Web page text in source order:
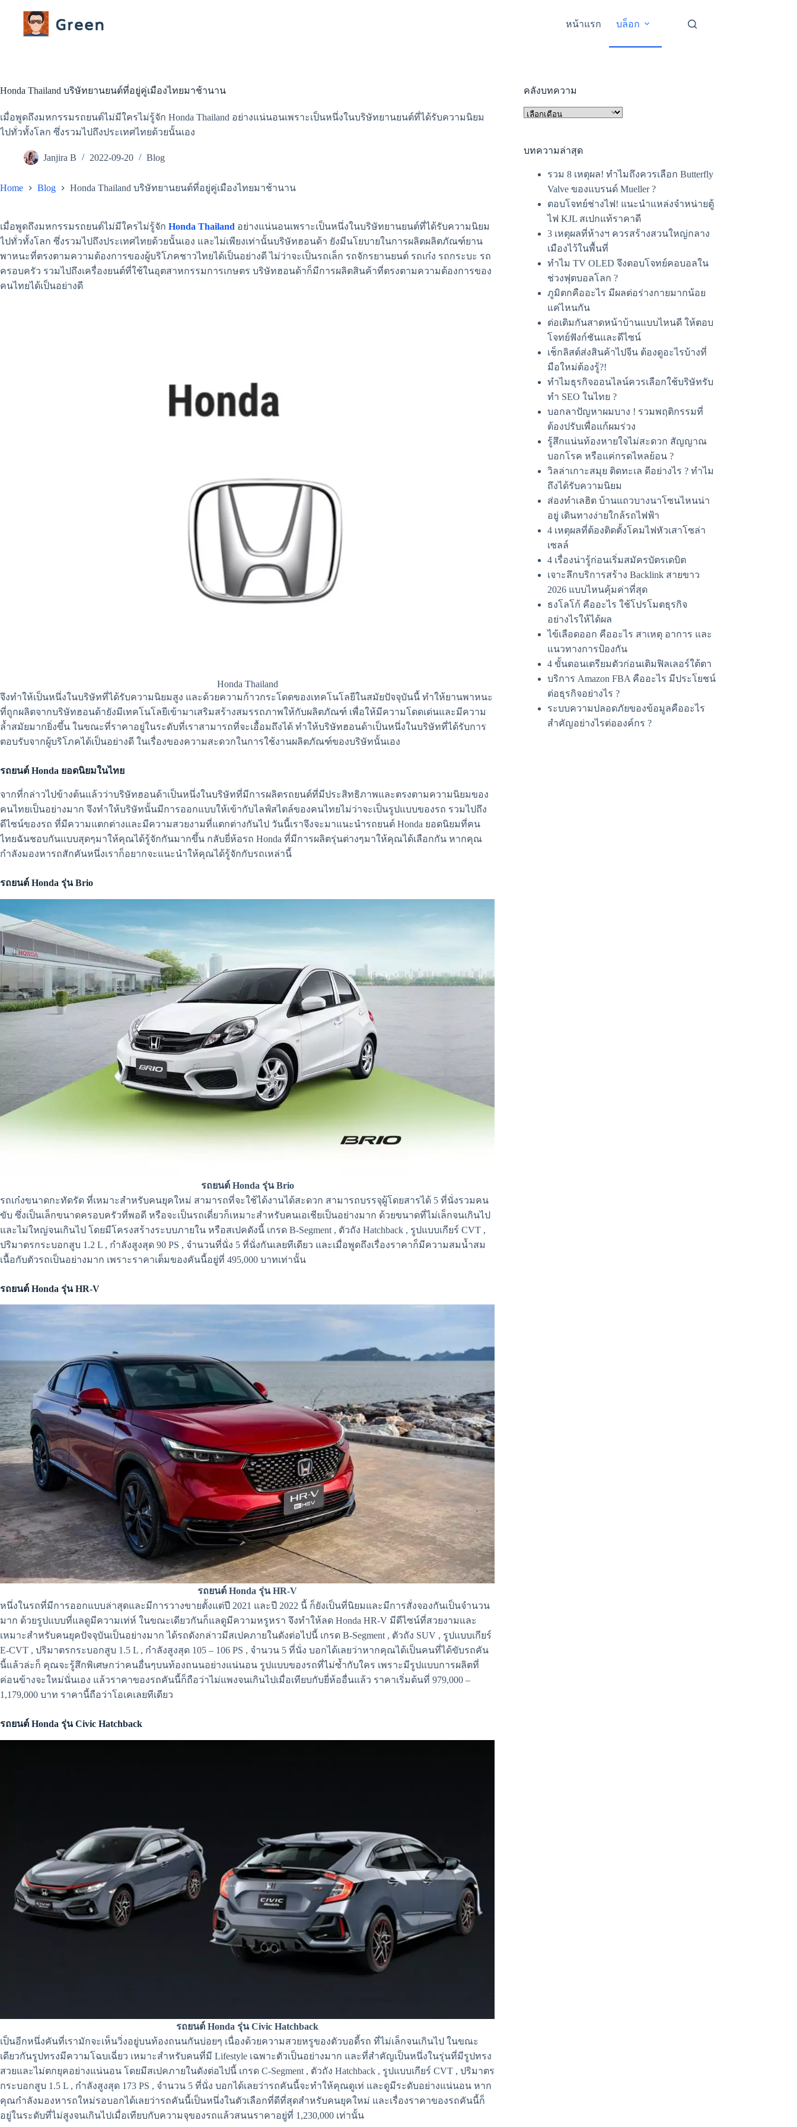
content
หน้าแรก บล็อก
Honda Thailand บริษัทยานยนต์ที่อยู่คู่เมืองไทยมาช้านาน
เมื่อพูดถึงมหกรรมรถยนต์ไม่มีใครไม่รู้จัก Honda Thailand อย่างแน่นอนเพราะเป็นหนึ่งในบริษัทยานยนต์ที่ได้รับความนิยม
ไปทั่วทั้งโลก ซึ่งรวมไปถึงประเทศไทยด้วยนั้นเอง
Janjira B 2022-09-20 Blog
Home Blog Honda Thailand บริษัทยานยนต์ที่อยู่คู่เมืองไทยมาช้านาน
เมื่อพูดถึงมหกรรมรถยนต์ไม่มีใครไม่รู้จัก Honda Thailand อย่างแน่นอนเพราะเป็นหนึ่งในบริษัทยานยนต์ที่ได้รับความนิยม
ไปทั่วทั้งโลก ซึ่งรวมไปถึงประเทศไทยด้วยนั้นเอง และไม่เพียงเท่านั้นบริษัทฮอนด้า ยังมีนโยบายในการผลิตผลิตภัณฑ์ยาน
พาหนะที่ตรงตามความต้องการของผู้บริโภคชาวไทยได้เป็นอย่างดี ไม่ว่าจะเป็นรถเล็ก รถจักรยานยนต์ รถเก๋ง รถกระบะ รถ
ครอบครัว รวมไปถึงเครื่องยนต์ที่ใช้ในอุตสาหกรรมการเกษตร บริษัทฮอนด้าก็มีการผลิตสินค้าที่ตรงตามความต้องการของ
คนไทยได้เป็นอย่างดี
Honda Thailand
จึงทำให้เป็นหนึ่งในบริษัทที่ได้รับความนิยมสูง และด้วยความก้าวกระโดดของเทคโนโลยีในสมัยปัจจุบันนี้ ทำให้ยานพาหนะ
ที่ถูกผลิตจากบริษัทฮอนด้ายังมีเทคโนโลยีเข้ามาเสริมสร้างสมรรถภาพให้กับผลิตภัณฑ์ เพื่อให้มีความโดดเด่นและมีความ
ล้ำสมัยมากยิ่งขึ้น ในขณะที่ราคาอยู่ในระดับที่เราสามารถที่จะเอื้อมถึงได้ ทำให้บริษัทฮอนด้าเป็นหนึ่งในบริษัทที่ได้รับการ
ตอบรับจากผู้บริโภคได้เป็นอย่างดี ในเรื่องของความสะดวกในการใช้งานผลิตภัณฑ์ของบริษัทนั้นเอง
รถยนต์ Honda ยอดนิยมในไทย
จากที่กล่าวไปข้างต้นแล้วว่าบริษัทฮอนด้าเป็นหนึ่งในบริษัทที่มีการผลิตรถยนต์ที่มีประสิทธิภาพและตรงตามความนิยมของ
คนไทยเป็นอย่างมาก จึงทำให้บริษัทนั้นมีการออกแบบให้เข้ากับไลฟ์สไตล์ของคนไทยไม่ว่าจะเป็นรูปแบบของรถ รวมไปถึง
ดีไซน์ของรถ ที่มีความแตกต่างและมีความสวยงามที่แตกต่างกันไป วันนี้เราจึงจะมาแนะนำรถยนต์ Honda ยอดนิยมที่คน
ไทยฉันชอบกันแบบสุดๆมาให้คุณได้รู้จักกันมากขึ้น กลับยี่ห้อรถ Honda ที่มีการผลิตรุ่นต่างๆมาให้คุณได้เลือกกัน หากคุณ
กำลังมองหารถสักคันหนึ่งเราก็อยากจะแนะนำให้คุณได้รู้จักกับรถเหล่านี้
รถยนต์ Honda รุ่น Brio
รถยนต์ Honda รุ่น Brio
รถเก๋งขนาดกะทัดรัด ที่เหมาะสำหรับคนยุคใหม่ สามารถที่จะใช้ได้งานได้สะดวก สามารถบรรจุผู้โดยสารได้ 5 ที่นั่งรวมคน
ขับ ซึ่งเป็นเล็กขนาดครอบครัวที่พอดี หรือจะเป็นรถเดี่ยวก็เหมาะสำหรับคนเอเชียเป็นอย่างมาก ด้วยขนาดที่ไม่เล็กจนเกินไป
และไม่ใหญ่จนเกินไป โดยมีโครงสร้างระบบภายใน หรือสเปคดังนี้ เกรด B-Segment , ตัวถัง Hatchback , รูปแบบเกียร์ CVT ,
ปริมาตรกระบอกสูบ 1.2 L , กำลังสูงสุด 90 PS , จำนวนที่นั่ง 5 ที่นั่งกันเลยทีเดียว และเมื่อพูดถึงเรื่องราคาก็มีความสมน้ำสม
เนื้อกับตัวรถเป็นอย่างมาก เพราะราคาเต็มของคันนี้อยู่ที่ 495,000 บาทเท่านั้น
รถยนต์ Honda รุ่น HR-V
รถยนต์ Honda รุ่น HR-V
หนึ่งในรถที่มีการออกแบบล่าสุดและมีการวางขายตั้งแต่ปี 2021 และปี 2022 นี้ ก็ยังเป็นที่นิยมและมีการสั่งจองกันเป็นจำนวน
มาก ด้วยรูปแบบที่แลดูมีความเท่ห์ ในขณะเดียวกันก็แลดูมีความหรูหรา จึงทำให้ลด Honda HR-V มีดีไซน์ที่สวยงามและ
เหมาะสำหรับคนยุคปัจจุบันเป็นอย่างมาก ได้รถดังกล่าวมีสเปคภายในดังต่อไปนี้ เกรด B-Segment , ตัวถัง SUV , รูปแบบเกียร์
E-CVT , ปริมาตรกระบอกสูบ 1.5 L , กำลังสูงสุด 105 – 106 PS , จำนวน 5 ที่นั่ง บอกได้เลยว่าหากคุณได้เป็นคนที่ได้ขับรถคัน
นี้แล้วล่ะก็ คุณจะรู้สึกพิเศษกว่าคนอื่นๆบนท้องถนนอย่างแน่นอน รูปแบบของรถที่ไม่ซ้ำกับใคร เพราะมีรูปแบบการผลิตที่
ค่อนข้างจะใหม่นั่นเอง แล้วราคาของรถคันนี้ก็ถือว่าไม่แพงจนเกินไปเมื่อเทียบกับยี่ห้ออื่นแล้ว ราคาเริ่มต้นที่ 979,000 –
1,179,000 บาท ราคานี้ถือว่าโอเคเลยทีเดียว
รถยนต์ Honda รุ่น Civic Hatchback
รถยนต์ Honda รุ่น Civic Hatchback
เป็นอีกหนึ่งคันที่เรามักจะเห็นวิ่งอยู่บนท้องถนนกันบ่อยๆ เนื่องด้วยความสวยหรูของตัวบอดี้รถ ที่ไม่เล็กจนเกินไป ในขณะ
เดียวกันรูปทรงมีความโฉบเฉี่ยว เหมาะสำหรับคนที่มี Lifestyle เฉพาะตัวเป็นอย่างมาก และที่สำคัญเป็นหนึ่งในรุ่นที่มีรูปทรง
สวยและไม่ตกยุคอย่างแน่นอน โดยมีสเปคภายในดังต่อไปนี้ เกรด C-Segment , ตัวถัง Hatchback , รูปแบบเกียร์ CVT , ปริมาตร
กระบอกสูบ 1.5 L , กำลังสูงสุด 173 PS , จำนวน 5 ที่นั่ง บอกได้เลยว่ารถคันนี้จะทำให้คุณดูเท่ และดูมีระดับอย่างแน่นอน หาก
คุณกำลังมองหารถใหม่รอบอกได้เลยว่ารถคันนี้เป็นหนึ่งในตัวเลือกที่ดีที่สุดสำหรับคนยุคใหม่ และเรื่องราคาของรถคันนี้ก็
อยู่ในระดับที่ไม่สูงจนเกินไปเมื่อเทียบกับความจุของรถแล้วสนนราคาอยู่ที่ 1,230,000 เท่านั้น
คลังบทความ
คลัง
บทความล่าสุด
รวม 8 เหตุผล! ทำไมถึงควรเลือก Butterfly
Valve ของแบรนด์ Mueller ?
ตอบโจทย์ช่างไฟ! แนะนำแหล่งจำหน่ายตู้
ไฟ KJL สเปกแท้ราคาดี
3 เหตุผลที่ห้างฯ ควรสร้างสวนใหญ่กลาง
เมืองไว้ในพื้นที่
ทำไม TV OLED จึงตอบโจทย์คอบอลใน
ช่วงฟุตบอลโลก ?
ภูมิตกคืออะไร มีผลต่อร่างกายมากน้อย
แค่ไหนกัน
ต่อเติมกันสาดหน้าบ้านแบบไหนดี ให้ตอบ
โจทย์ฟังก์ชันและดีไซน์
เช็กลิสต์ส่งสินค้าไปจีน ต้องดูอะไรบ้างที่
มือใหม่ต้องรู้?!
ทำไมธุรกิจออนไลน์ควรเลือกใช้บริษัทรับ
ทำ SEO ในไทย ?
บอกลาปัญหาผมบาง ! รวมพฤติกรรมที่
ต้องปรับเพื่อแก้ผมร่วง
รู้สึกแน่นท้องหายใจไม่สะดวก สัญญาณ
บอกโรค หรือแค่กรดไหลย้อน ?
วิลล่าเกาะสมุย ติดทะเล ดีอย่างไร ? ทำไม
ถึงได้รับความนิยม
ส่องทำเลฮิต บ้านแถวบางนาโซนไหนน่า
อยู่ เดินทางง่ายใกล้รถไฟฟ้า
4 เหตุผลที่ต้องติดตั้งโคมไฟหัวเสาโซล่า
เซลล์
4 เรื่องน่ารู้ก่อนเริ่มสมัครบัตรเดบิต
เจาะลึกบริการสร้าง Backlink สายขาว
2026 แบบไหนคุ้มค่าที่สุด
ธงโลโก้ คืออะไร ใช้โปรโมตธุรกิจ
อย่างไรให้ได้ผล
ไข้เลือดออก คืออะไร สาเหตุ อาการ และ
แนวทางการป้องกัน
4 ขั้นตอนเตรียมตัวก่อนเติมฟิลเลอร์ใต้ตา
บริการ Amazon FBA คืออะไร มีประโยชน์
ต่อธุรกิจอย่างไร ?
ระบบความปลอดภัยของข้อมูลคืออะไร
สำคัญอย่างไรต่อองค์กร ?